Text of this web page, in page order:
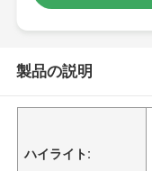
製品の説明
ハイライト: